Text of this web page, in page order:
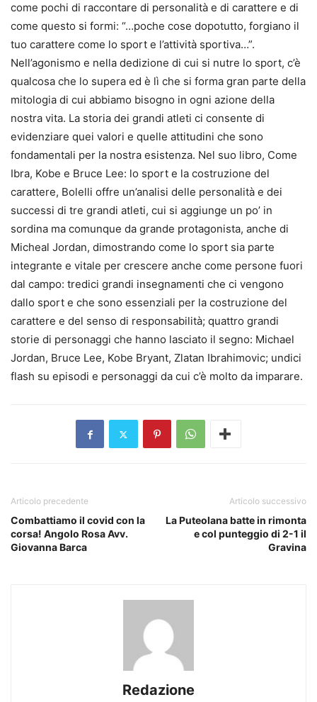
come pochi di raccontare di personalità e di carattere e di
come questo si formi: “…poche cose dopotutto, forgiano il
tuo carattere come lo sport e l’attività sportiva…”.
Nell’agonismo e nella dedizione di cui si nutre lo sport, c’è
qualcosa che lo supera ed è lì che si forma gran parte della
mitologia di cui abbiamo bisogno in ogni azione della
nostra vita. La storia dei grandi atleti ci consente di
evidenziare quei valori e quelle attitudini che sono
fondamentali per la nostra esistenza. Nel suo libro, Come
Ibra, Kobe e Bruce Lee: lo sport e la costruzione del
carattere, Bolelli offre un’analisi delle personalità e dei
successi di tre grandi atleti, cui si aggiunge un po’ in
sordina ma comunque da grande protagonista, anche di
Micheal Jordan, dimostrando come lo sport sia parte
integrante e vitale per crescere anche come persone fuori
dal campo: tredici grandi insegnamenti che ci vengono
dallo sport e che sono essenziali per la costruzione del
carattere e del senso di responsabilità; quattro grandi
storie di personaggi che hanno lasciato il segno: Michael
Jordan, Bruce Lee, Kobe Bryant, Zlatan Ibrahimovic; undici
flash su episodi e personaggi da cui c’è molto da imparare.
Articolo precedente
Combattiamo il covid con la
corsa! Angolo Rosa Avv.
Giovanna Barca
Articolo successivo
La Puteolana batte in rimonta
e col punteggio di 2-1 il
Gravina
Redazione